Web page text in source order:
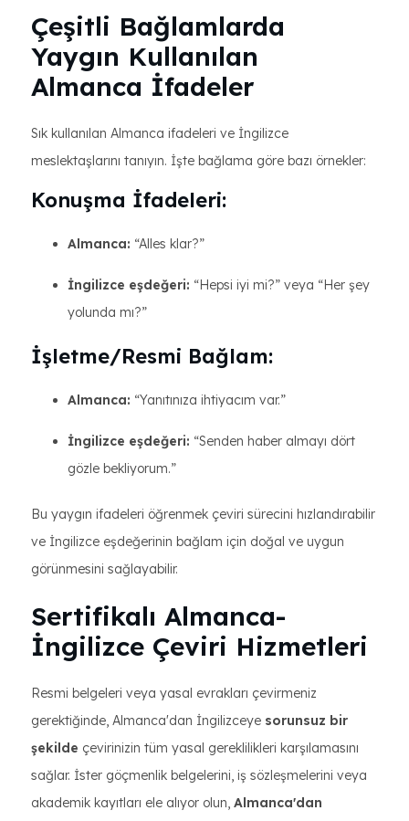
Çeşitli Bağlamlarda
Yaygın Kullanılan
Almanca İfadeler
Sık kullanılan Almanca ifadeleri ve İngilizce
meslektaşlarını tanıyın. İşte bağlama göre bazı örnekler:
Konuşma İfadeleri:
Almanca: “Alles klar?”
İngilizce eşdeğeri: “Hepsi iyi mi?” veya “Her şey
yolunda mı?”
İşletme/Resmi Bağlam:
Almanca: “Yanıtınıza ihtiyacım var.”
İngilizce eşdeğeri: “Senden haber almayı dört
gözle bekliyorum.”
Bu yaygın ifadeleri öğrenmek çeviri sürecini hızlandırabilir
ve İngilizce eşdeğerinin bağlam için doğal ve uygun
görünmesini sağlayabilir.
Sertifikalı Almanca-
İngilizce Çeviri Hizmetleri
Resmi belgeleri veya yasal evrakları çevirmeniz
gerektiğinde, Almanca'dan İngilizceye sorunsuz bir
şekilde çevirinizin tüm yasal gereklilikleri karşılamasını
sağlar. İster göçmenlik belgelerini, iş sözleşmelerini veya
akademik kayıtları ele alıyor olun, Almanca'dan